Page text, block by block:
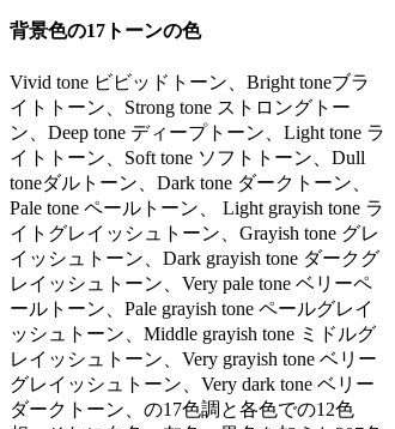
背景色の17トーンの色
Vivid tone ビビッドトーン、Bright toneブラ
イトトーン、Strong tone ストロングトー
ン、Deep tone ディープトーン、Light tone ラ
イトトーン、Soft tone ソフトトーン、Dull
toneダルトーン、Dark tone ダークトーン、
Pale tone ペールトーン、 Light grayish tone ラ
イトグレイッシュトーン、Grayish tone グレ
イッシュトーン、Dark grayish tone ダークグ
レイッシュトーン、Very pale tone ベリーペ
ールトーン、Pale grayish tone ペールグレイ
ッシュトーン、Middle grayish tone ミドルグ
レイッシュトーン、Very grayish tone ベリー
グレイッシュトーン、Very dark tone ベリー
ダークトーン、の17色調と各色での12色